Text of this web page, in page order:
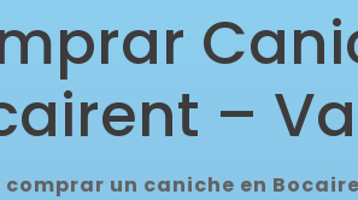
–
comprar un caniche en